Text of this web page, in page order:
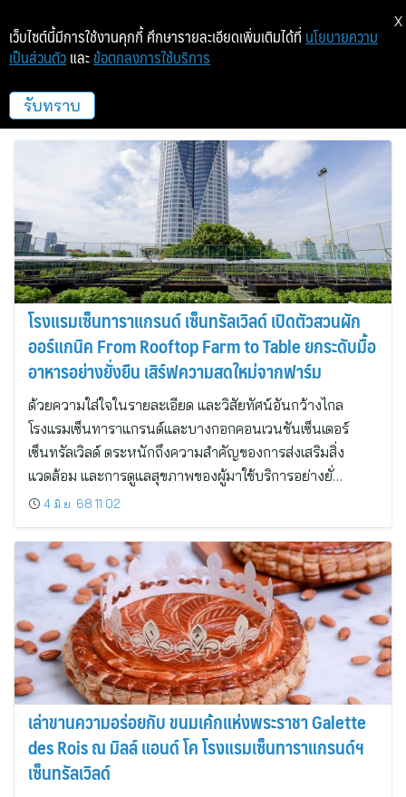
โรงแรมเซ็นทาราแกรนด์และบางกอก
คอนเวนชันเซ็นเตอร์ เซ็นทรัลเวิลด์
โรงแรมเซ็นทาราแกรนด์ เซ็นทรัลเวิลด์ เปิดตัวสวนผัก
ออร์แกนิค From Rooftop Farm to Table ยกระดับมื้อ
อาหารอย่างยั่งยืน เสิร์ฟความสดใหม่จากฟาร์ม
ด้วยความใส่ใจในรายละเอียด และวิสัยทัศน์อันกว้างไกล
โรงแรมเซ็นทาราแกรนด์และบางกอกคอนเวนชันเซ็นเตอร์
เซ็นทรัลเวิลด์ ตระหนักถึงความสำคัญของการส่งเสริมสิ่ง
แวดล้อม และการดูแลสุขภาพของผู้มาใช้บริการอย่างยั่…
4 มิ.ย. 68 11:02
เล่าขานความอร่อยกับ ขนมเค้กแห่งพระราชา Galette
des Rois ณ มิลล์ แอนด์ โค โรงแรมเซ็นทาราแกรนด์ฯ
เซ็นทรัลเวิลด์
เว็บไซต์นี้มีการใช้งานคุกกี้ ศึกษารายละเอียดเพิ่มเติมได้ที่ นโยบายความ
เป็นส่วนตัว และ ข้อตกลงการใช้บริการ
รับทราบ
X